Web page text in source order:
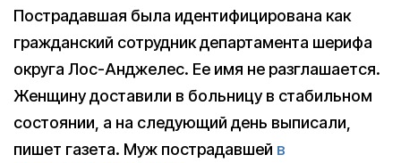
Пострадавшая была идентифицирована как
гражданский сотрудник департамента шерифа
округа Лос-Анджелес. Ее имя не разглашается.
Женщину доставили в больницу в стабильном
состоянии, а на следующий день выписали,
пишет газета. Муж пострадавшей в